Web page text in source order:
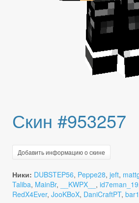
Скин #953257
Добавить информацию о скине
Ники: DUBSTEP56, Peppe28, jeft,
Taliba, MainBr, __KWPX__ , id7eman_19
RedX4Ever, JooKBoX, DaniCraftPT, bar1